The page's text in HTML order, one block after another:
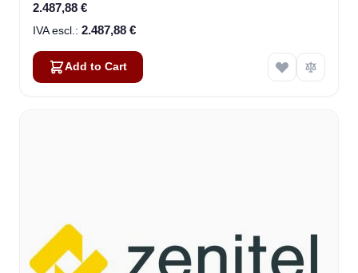
2.487,88 €
2.487,88 €
Add to Cart